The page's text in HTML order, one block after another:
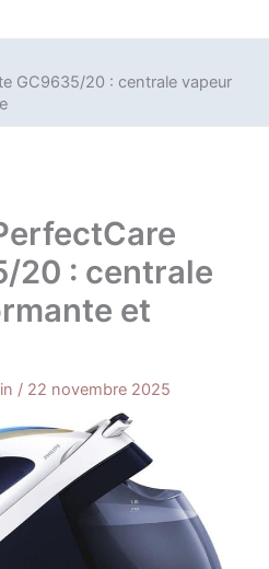
GC9635/20 : centrale vapeur
20 : centrale
et
/ 22 novembre 2025